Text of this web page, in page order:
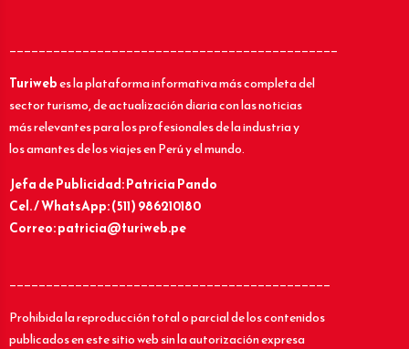
_____________________________________________
Turiwebes la plataforma informativa más completa del
sector turismo, de actualización diaria con las noticias
más relevantes para los profesionales de la industria y
los amantes de los viajes en Perú y el mundo.
Jefa de Publicidad: Patricia Pando
Cel. / WhatsApp: (511) 986210180
Correo: patricia@turiweb.pe
____________________________________________
Prohibida la reproducción total o parcial de los contenidos
publicados en este sitio web sin la autorización expresa